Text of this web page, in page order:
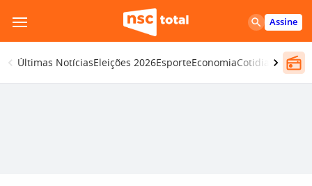
para
o
conteúdo
Assine
Últimas NotíciasEleições 2026EsporteEconomiaCotidiano